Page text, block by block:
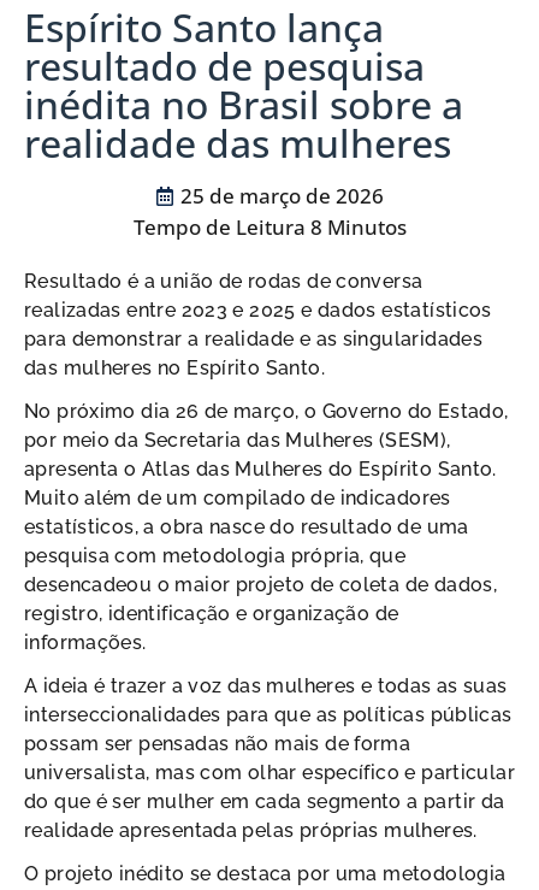
Espírito Santo lança
resultado de pesquisa
inédita no Brasil sobre a
realidade das mulheres
25 de março de 2026
Resultado é a união de rodas de conversa
realizadas entre 2023 e 2025 e dados estatísticos
para demonstrar a realidade e as singularidades
das mulheres no Espírito Santo.
No próximo dia 26 de março, o Governo do Estado,
por meio da Secretaria das Mulheres (SESM),
apresenta o Atlas das Mulheres do Espírito Santo.
Muito além de um compilado de indicadores
estatísticos, a obra nasce do resultado de uma
pesquisa com metodologia própria, que
desencadeou o maior projeto de coleta de dados,
registro, identificação e organização de
informações.
A ideia é trazer a voz das mulheres e todas as suas
interseccionalidades para que as políticas públicas
possam ser pensadas não mais de forma
universalista, mas com olhar específico e particular
do que é ser mulher em cada segmento a partir da
realidade apresentada pelas próprias mulheres.
O projeto inédito se destaca por uma metodologia